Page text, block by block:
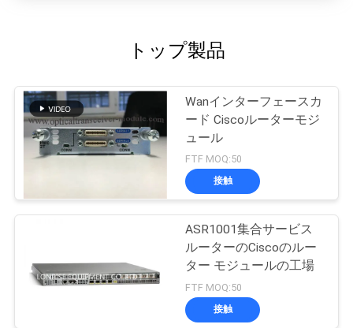
トップ製品
Wanインターフェースカ
ード Ciscoルーターモジ
ュール
FTF MOQ:50
接触
ASR1001集合サービス
ルーターのCiscoのルー
ター モジュールの工場
FTF MOQ:50
接触